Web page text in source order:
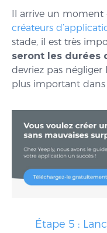
Il arrive un
créateurs
stade, il est très
seront les durées
devriez pas négliger
plus important dans
Étape 5 :